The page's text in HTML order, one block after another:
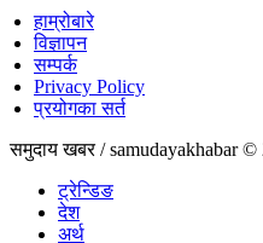
हाम्रोबारे
विज्ञापन
सम्पर्क
Privacy Policy
प्रयोगका सर्त
समुदाय खबर / samudayakhabar
ट्रेन्डिङ
देश
अर्थ